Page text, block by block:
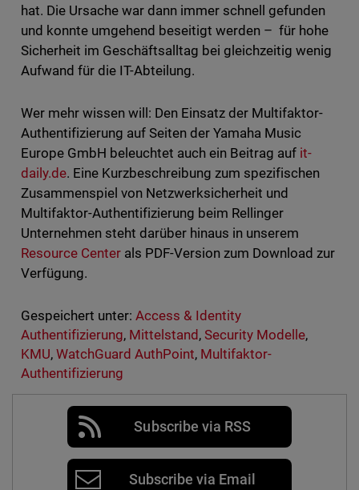
hat. Die Ursache war dann immer schnell gefunden
und konnte umgehend beseitigt werden – für hohe
Sicherheit im Geschäftsalltag bei gleichzeitig wenig
Aufwand für die IT-Abteilung.
Wer mehr wissen will: Den Einsatz der Multifaktor-
Authentifizierung auf Seiten der Yamaha Music
Europe GmbH beleuchtet auch ein Beitrag auf it-
daily.de. Eine Kurzbeschreibung zum spezifischen
Zusammenspiel von Netzwerksicherheit und
Multifaktor-Authentifizierung beim Rellinger
Unternehmen steht darüber hinaus in unserem
Resource Centerals PDF-Version zum Download zur
Verfügung.
Gespeichert unter: Access & Identity
Authentifizierung, Mittelstand ,Security Modelle,
KMU, WatchGuard AuthPoint, Multifaktor-
Authentifizierung
Subscribe via RSS
Subscribe via Email